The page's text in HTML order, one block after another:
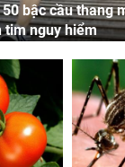
bậc cầu thang
tim nguy hiểm